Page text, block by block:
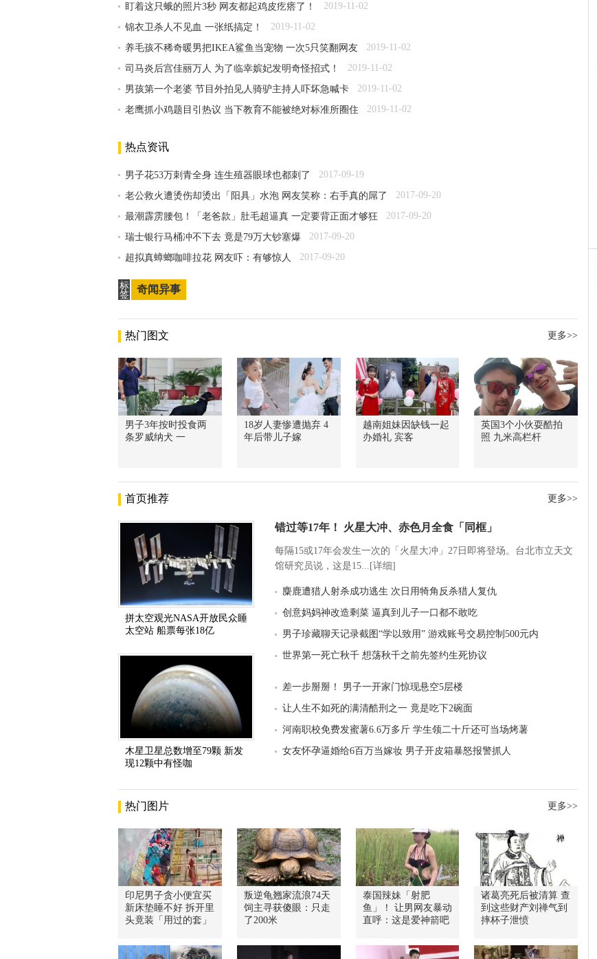
盯着这只蛾的照片3秒 网友都起鸡皮疙瘩了！ 2019-11-02
锦衣卫杀人不见血 一张纸搞定！ 2019-11-02
养毛孩不稀奇暖男把IKEA鲨鱼当宠物 一次5只笑翻网友 2019-11-02
司马炎后宫佳丽万人 为了临幸嫔妃发明奇怪招式！ 2019-11-02
男孩第一个老婆 节目外拍见人骑驴主持人吓坏急喊卡 2019-11-02
老鹰抓小鸡题目引热议 当下教育不能被绝对标准所圈住 2019-11-02
热点资讯
男子花53万刺青全身 连生殖器眼球也都刺了 2017-09-19
老公救火遭烫伤却烫出「阳具」水泡 网友笑称：右手真的屌了 2017-09-20
最潮霹雳腰包！「老爸款」肚毛超逼真 一定要背正面才够狂 2017-09-20
瑞士银行马桶冲不下去 竟是79万大钞塞爆 2017-09-20
超拟真蟑螂咖啡拉花 网友吓：有够惊人 2017-09-20
标
签
奇闻异事
热门图文 更多>>
男子3年按时投食两
条罗威纳犬 一
18岁人妻惨遭抛弃 4
年后带儿子嫁
越南姐妹因缺钱一起
办婚礼 宾客
英国3个小伙耍酷拍
照 九米高栏杆
首页推荐 更多>>
拼太空观光NASA开放民众睡
太空站 船票每张18亿
木星卫星总数增至79颗 新发
现12颗中有怪咖
错过等17年！ 火星大冲、赤色月全食「同框」
每隔15或17年会发生一次的「火星大冲」27日即将登场。台北市立天文
馆研究员说，这是15...[详细]
麋鹿遭猎人射杀成功逃生 次日用犄角反杀猎人复仇
创意妈妈神改造剩菜 逼真到儿子一口都不敢吃
男子珍藏聊天记录截图“学以致用” 游戏账号交易控制500元内
世界第一死亡秋千 想荡秋千之前先签约生死协议
差一步掰掰！ 男子一开家门惊现悬空5层楼
让人生不如死的满清酷刑之一 竟是吃下2碗面
河南职校免费发蜜薯6.6万多斤 学生领二十斤还可当场烤薯
女友怀孕逼婚给6百万当嫁妆 男子开皮箱暴怒报警抓人
热门图片 更多>>
印尼男子贪小便宜买
新床垫睡不好 拆开里
头竟装「用过的套」
叛逆龟翘家流浪74天
饲主寻获傻眼：只走
了200米
泰国辣妹「射肥
鱼」！ 让男网友暴动
直呼：这是爱神箭吧
诸葛亮死后被清算 查
到这些财产刘禅气到
摔杯子泄愤